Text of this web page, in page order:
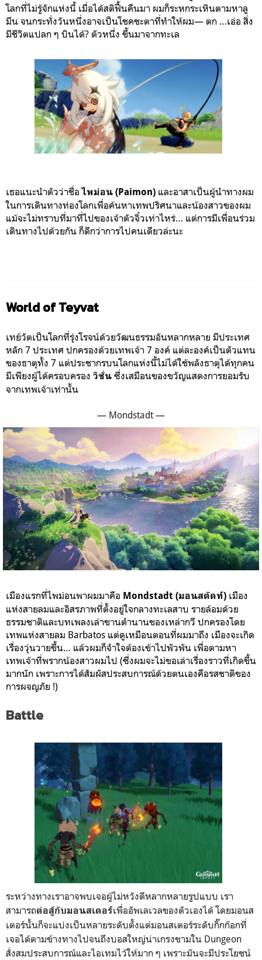
โลกที่ไม่รู้จักแห่งนี้ เมื่อได้สติฟื้นคืนมา ผมก็ระหกระเหินตามหาลู
มีน จนกระทั่งวันหนึ่งอาจเป็นโชคชะตาที่ทำให้ผม— ตก …เอ่อ สิ่ง
มีชีวิตแปลก ๆ บินได้? ตัวหนึ่ง ขึ้นมาจากทะเล
เธอแนะนำตัวว่าชื่อไพม่อน (Paimon) และอาสาเป็นผู้นำทางผม
ในการเดินทางท่องโลกเพื่อค้นหาเทพปริศนาและน้องสาวของผม
แม้จะไม่ทราบที่มาที่ไปของเจ้าตัวจิ๋วเท่าไหร่… แต่การมีเพื่อนร่วม
เดินทางไปด้วยกัน ก็ดีกว่าการไปคนเดียวล่ะนะ
World of Teyvat
เทย์วัตเป็นโลกที่รุ่งโรจน์ด้วยวัฒนธรรมอันหลากหลาย มีประเทศ
หลัก 7 ประเทศ ปกครองด้วยเทพเจ้า 7 องค์ แต่ละองค์เป็นตัวแทน
ของธาตุทั้ง 7 แต่ประชากรบนโลกแห่งนี้ไม่ได้ใช้พลังธาตุได้ทุกคน
มีเพียงผู้ได้ครอบครอง วิชั่น ซึ่งเสมือนของขวัญแสดงการยอมรับ
จากเทพเจ้าเท่านั้น
— Mondstadt —
เมืองแรกที่ไพม่อนพาผมมาคือ Mondstadt (มอนสตัดท์) เมือง
แห่งสายลมและอิสรภาพที่ตั้งอยู่ใจกลางทะเลสาบ รายล้อมด้วย
ธรรมชาติและบทเพลงเล่าขานตำนานของเหล่ากวี ปกครองโดย
เทพแห่งสายลม Barbatos แต่ดูเหมือนตอนที่ผมมาถึง เมืองจะเกิด
เรื่องวุ่นวายขึ้น… แล้วผมก็จำใจต้องเข้าไปพัวพัน เพื่อตามหา
เทพเจ้าที่พรากน้องสาวผมไป (ซึ่งผมจะไม่ขอเล่าเรื่องราวที่เกิดขึ้น
มากนัก เพราะการได้สัมผัสประสบการณ์ด้วยตนเองคือรสชาติของ
การผจญภัย !)
Battle
ระหว่างทางเราอาจพบเจอผู้ไม่หวังดีหลากหลายรูปแบบ เรา
สามารถต่อสู้กับมอนสเตอร์เพื่ออัพเลเวลของตัวเองได้ โดยมอนส
เตอร์นั้นก็จะแบ่งเป็นหลายระดับตั้งแต่มอนสเตอร์ระดับกิ๊กก๊อกที่
เจอได้ตามข้างทางไปจนถึงบอสใหญ่น่าเกรงขามใน Dungeon
สั่งสมประสบการณ์และไอเทมไว้ให้มาก ๆ เพราะมันจะมีประโยชน์